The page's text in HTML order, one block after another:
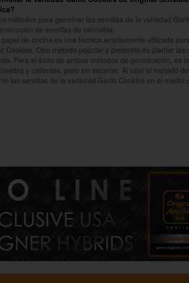
métodos para germinar las semillas de la variedad
de semillas de cannabis.
de cocina es una técnica ampliamente utilizada
Cookies. Otro método popular y preferido es plantar las
Para el éxito de ambos métodos de germinación, es
y calientes, pero sin secarse. Al usar el método
las semillas de la variedad Garlic Cookies en el medio